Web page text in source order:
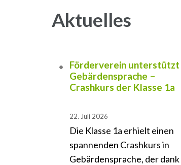
Aktuelles
Förderverein unterstützt
Gebärdensprache –
Crashkurs der Klasse 1a
22. Juli 2026
Die Klasse 1a erhielt einen
spannenden Crashkurs in
Gebärdensprache, der